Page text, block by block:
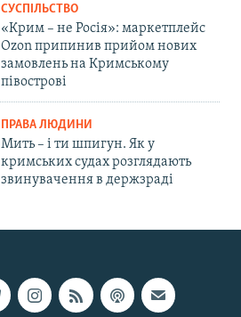
СУСПІЛЬСТВО
«Крим – не Росія»: маркетплейс
Ozon припинив прийом нових
замовлень на Кримському
півострові
ПРАВА ЛЮДИНИ
Мить – і ти шпигун. Як у
кримських судах розглядають
звинувачення в держзраді